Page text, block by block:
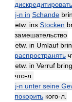
дискредитировать
j-n in Schande
etw. ins Stocken
замешательство
etw. in Umlauf
распространять
etw. in Verruf
что-л.
j-n unter seine
покорить кого-л.